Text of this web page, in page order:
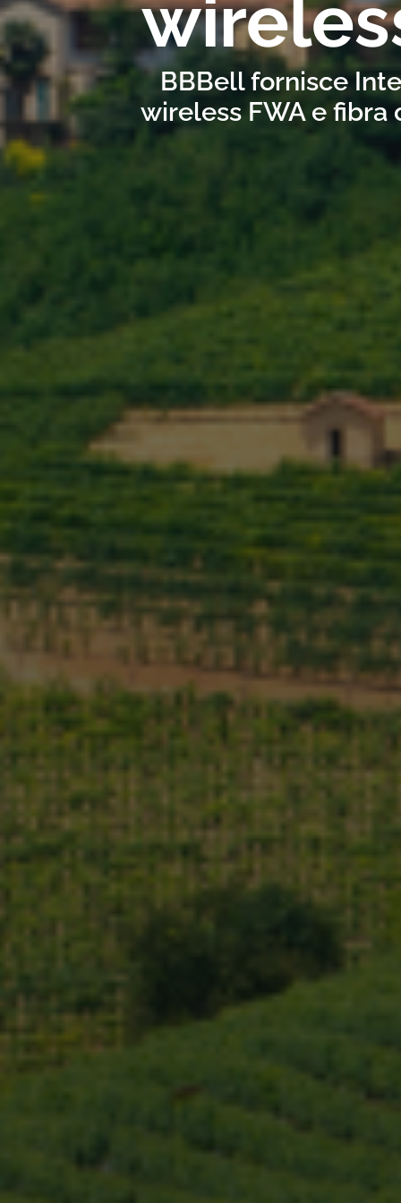
BBBell fornisce
wireless FWA e fibra